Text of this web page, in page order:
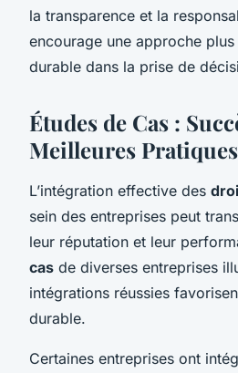
la transparence et la
encourage une approche
durable dans la prise de
Études de Cas :
Meilleures Pratiques
L’intégration effective des
sein des entreprises peut
leur réputation et leur
cas de diverses entreprises
intégrations réussies
durable.
Certaines entreprises ont